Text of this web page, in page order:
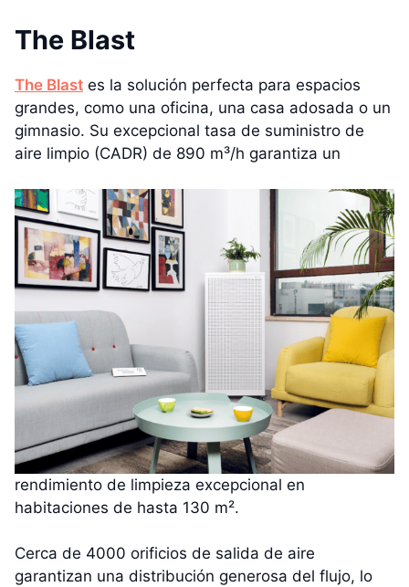
The Blast
The Blast es la solución perfecta para espacios
grandes, como una oficina, una casa adosada o un
gimnasio. Su excepcional tasa de suministro de
aire limpio (CADR) de 890 m³/h garantiza un
rendimiento de limpieza excepcional en
habitaciones de hasta 130 m².
Cerca de 4000 orificios de salida de aire
garantizan una distribución generosa del flujo, lo